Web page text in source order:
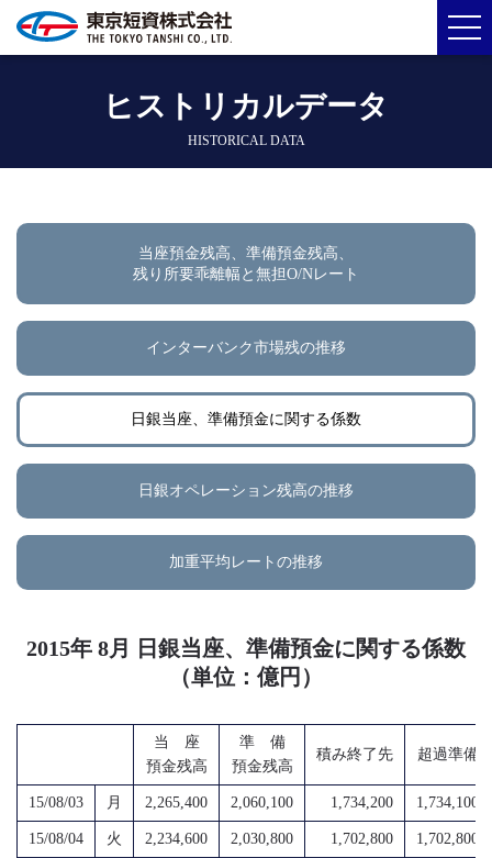
ヒストリカルデータ
HISTORICAL DATA
当座預金残高、準備預金残高、
残り所要乖離幅と無担O/Nレート
インターバンク市場残の推移
日銀当座、準備預金に関する係数
日銀オペレーション残高の推移
加重平均レートの推移
2015年 8月 日銀当座、準備預金に関する係数
（単位：億円）
当 座
預金残高
準 備
預金残高
積み終了先 超過準備
15/08/03 月 2,265,400 2,060,100 1,734,200 1,734,100
15/08/04 火 2,234,600 2,030,800 1,702,800 1,702,800